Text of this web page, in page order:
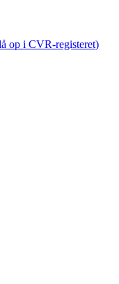
op i CVR-registeret)